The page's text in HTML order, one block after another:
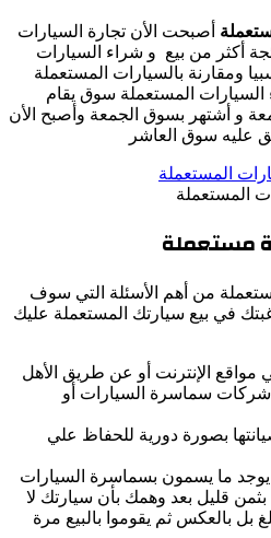
أصبحت الأن تجارة السيارات
أكثر من بيع و شراء السيارات
ومقارنة بالسيارات المستعملة
المستعملة سوق يقام
و أشتهر بسوق الجمعة وأصبح الأن
عليه سوق العاشر
المستعملة
مستعملة
من أهم الأسئلة التي سوف
رغبتك في بيع سيارتك المستعملة عليك
مواقع الإنترنت أو عن طريق الأهل
شركات سماسرة السيارات أو
بصورة دورية للحفاظ علي
يوجد ما يسمون بسماسرة السيارات
قليل بعد وهمك بأن سيارتك لا
بل بالعكس ثم يقوموا بالبيع مرة